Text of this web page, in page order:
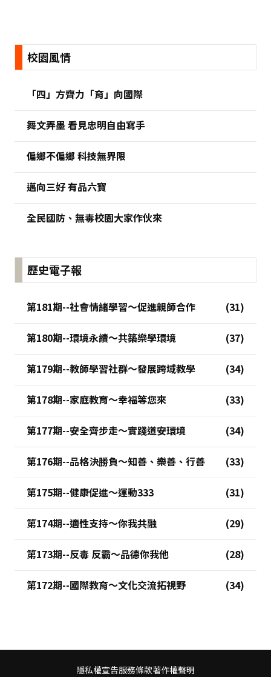
:::校園風情
「四」方齊力「育」向國際
舞文弄墨 看見忠明自由寫手
偏鄉不偏鄉 科技無界限
邁向三好 有品六寶
全民國防、無毒校園大家作伙來
歷史電子報
第181期--社會情緒學習～促進親師合作
第180期--環境永續～共築樂學環境
第179期--教師學習社群～發展跨域教學
第178期--家庭教育～幸福等您來
第177期--安全齊步走～實踐道安環境
第176期--品格決勝負～知善、樂善、行善
第175期--健康促進～運動333
第174期--適性支持～你我共融
第173期--反毒 反霸～品德你我他
第172期--國際教育～文化交流拓視野
隱私權宣告服務條款著作權聲明